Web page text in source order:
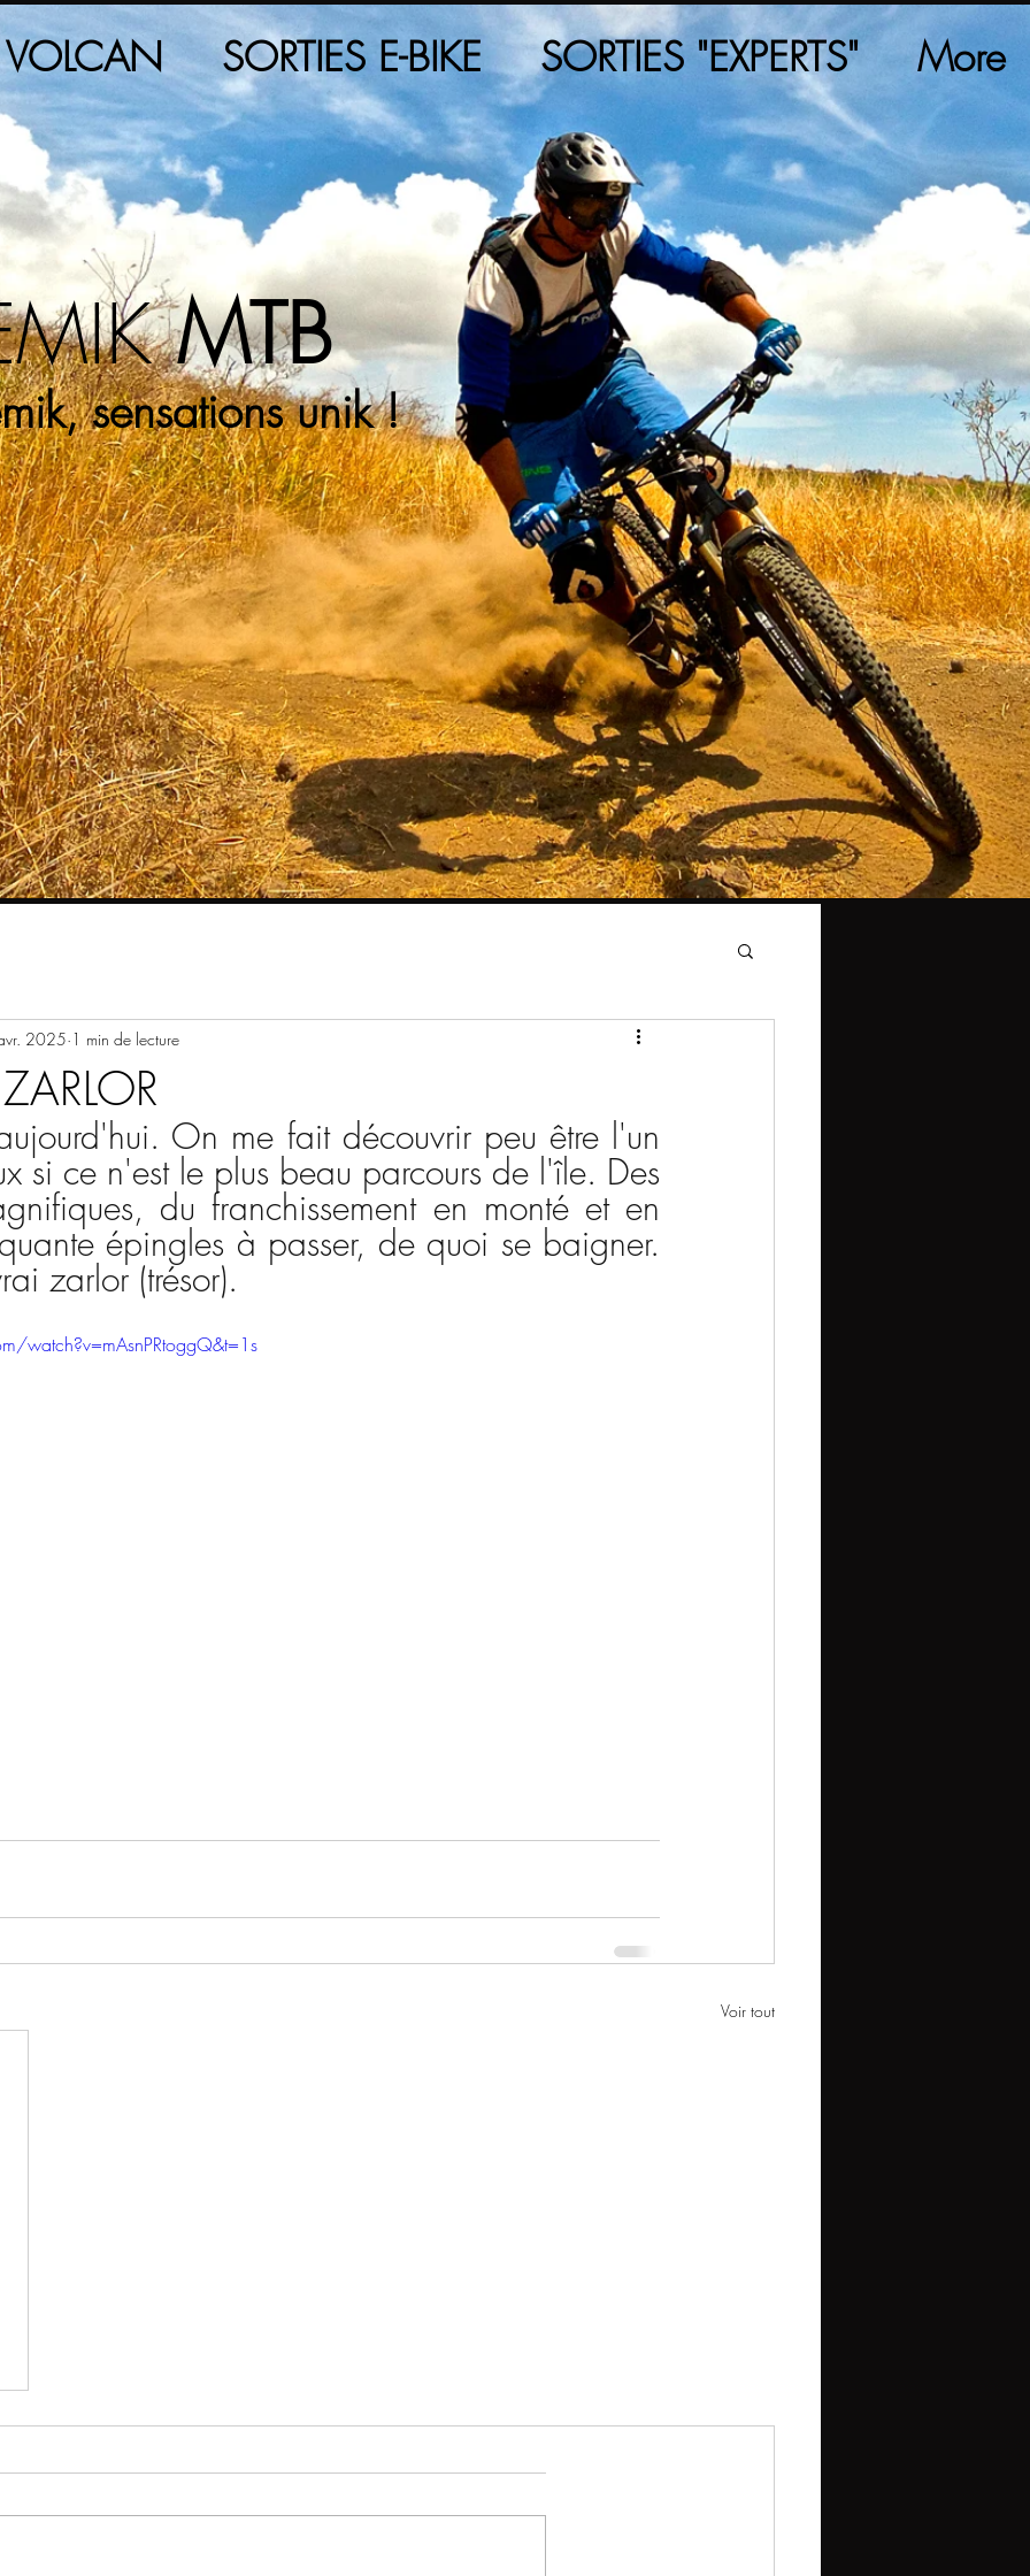
MTB
sensations unik !
SORTIES E-BIKE SORTIES "EXPERTS" More
2025 1 min de lecture
On me fait découvrir peu être l'un
si ce n'est le plus beau parcours de l'île. Des
du franchissement en monté et en
épingles à passer, de quoi se baigner.
zarlor (trésor).
watch?v=mAsnPRtoggQ&t=1s
Voir tout